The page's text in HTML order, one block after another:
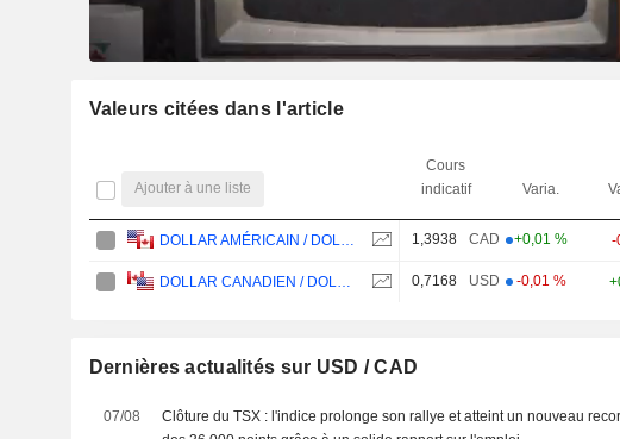
Valeurs citées dans l'article
Ajouter à une liste
Cours
indicatif
Varia.
1,3938 CAD +0,01 % -
0,7168 USD -0,01 %
Dernières actualités sur USD / CAD
07/08
Clôture du TSX : l'indice prolonge son rallye et atteint un nouveau